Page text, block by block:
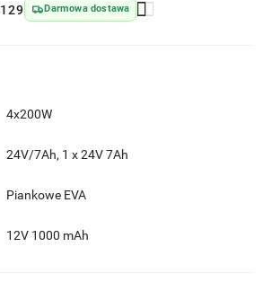
Wyślij
129 Darmowa dostawa
4x200W
24V/7Ah, 1 x 24V 7Ah
Piankowe EVA
12V 1000 mAh